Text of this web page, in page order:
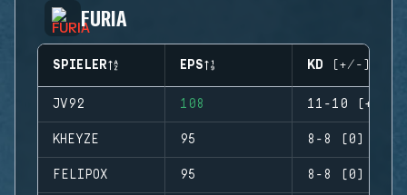
FURIA
SPIELER EPS KD (+/-)
JV92 108 11-10 (+1)
KHEYZE 95 8-8 (0)
FELIPOX 95 8-8 (0)